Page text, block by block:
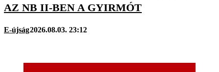
AZ NB II-BEN A GYIRMÓT
E-újság2026.08.03. 23:12